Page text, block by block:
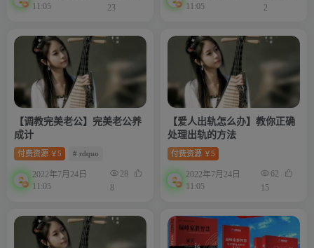
11:05
23
11:05
2
【调教完美老公】完美老公养
成计
付费资源 ￥5 # rdquo
2022年7月24日
11:05
28
8
【爱人出轨怎么办】教你正确
处理出轨的方法
付费资源 ￥5
2022年7月24日
11:05
62
15